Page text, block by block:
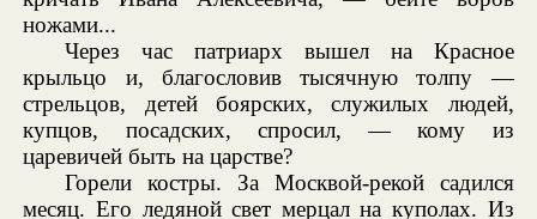
ножами...
Через час патриарх вышел на Красное
крыльцо и, благословив тысячную толпу —
стрельцов, детей боярских, служилых людей,
купцов, посадских, спросил, — кому из
царевичей быть на царстве?
Горели костры. За Москвой-рекой садился
месяц. Его ледяной свет мерцал на куполах. Из